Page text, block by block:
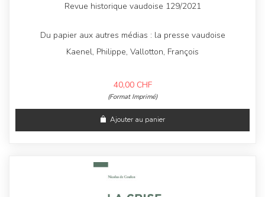
Revue historique vaudoise 129/2021
Du papier aux autres médias : la presse vaudoise
Kaenel, Philippe, Vallotton, François
40,00 CHF
(Format Imprimé)
Ajouter au panier